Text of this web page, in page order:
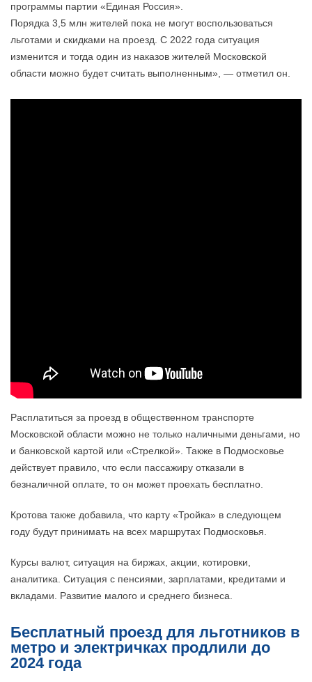
программы партии «Единая Россия».
Порядка 3,5 млн жителей пока не могут воспользоваться
льготами и скидками на проезд. С 2022 года ситуация
изменится и тогда один из наказов жителей Московской
области можно будет считать выполненным», — отметил он.
Расплатиться за проезд в общественном транспорте
Московской области можно не только наличными деньгами, но
и банковской картой или «Стрелкой». Также в Подмосковье
действует правило, что если пассажиру отказали в
безналичной оплате, то он может проехать бесплатно.
Кротова также добавила, что карту «Тройка» в следующем
году будут принимать на всех маршрутах Подмосковья.
Курсы валют, ситуация на биржах, акции, котировки,
аналитика. Ситуация с пенсиями, зарплатами, кредитами и
вкладами. Развитие малого и среднего бизнеса.
Бесплатный проезд для льготников в
метро и электричках продлили до
2024 года